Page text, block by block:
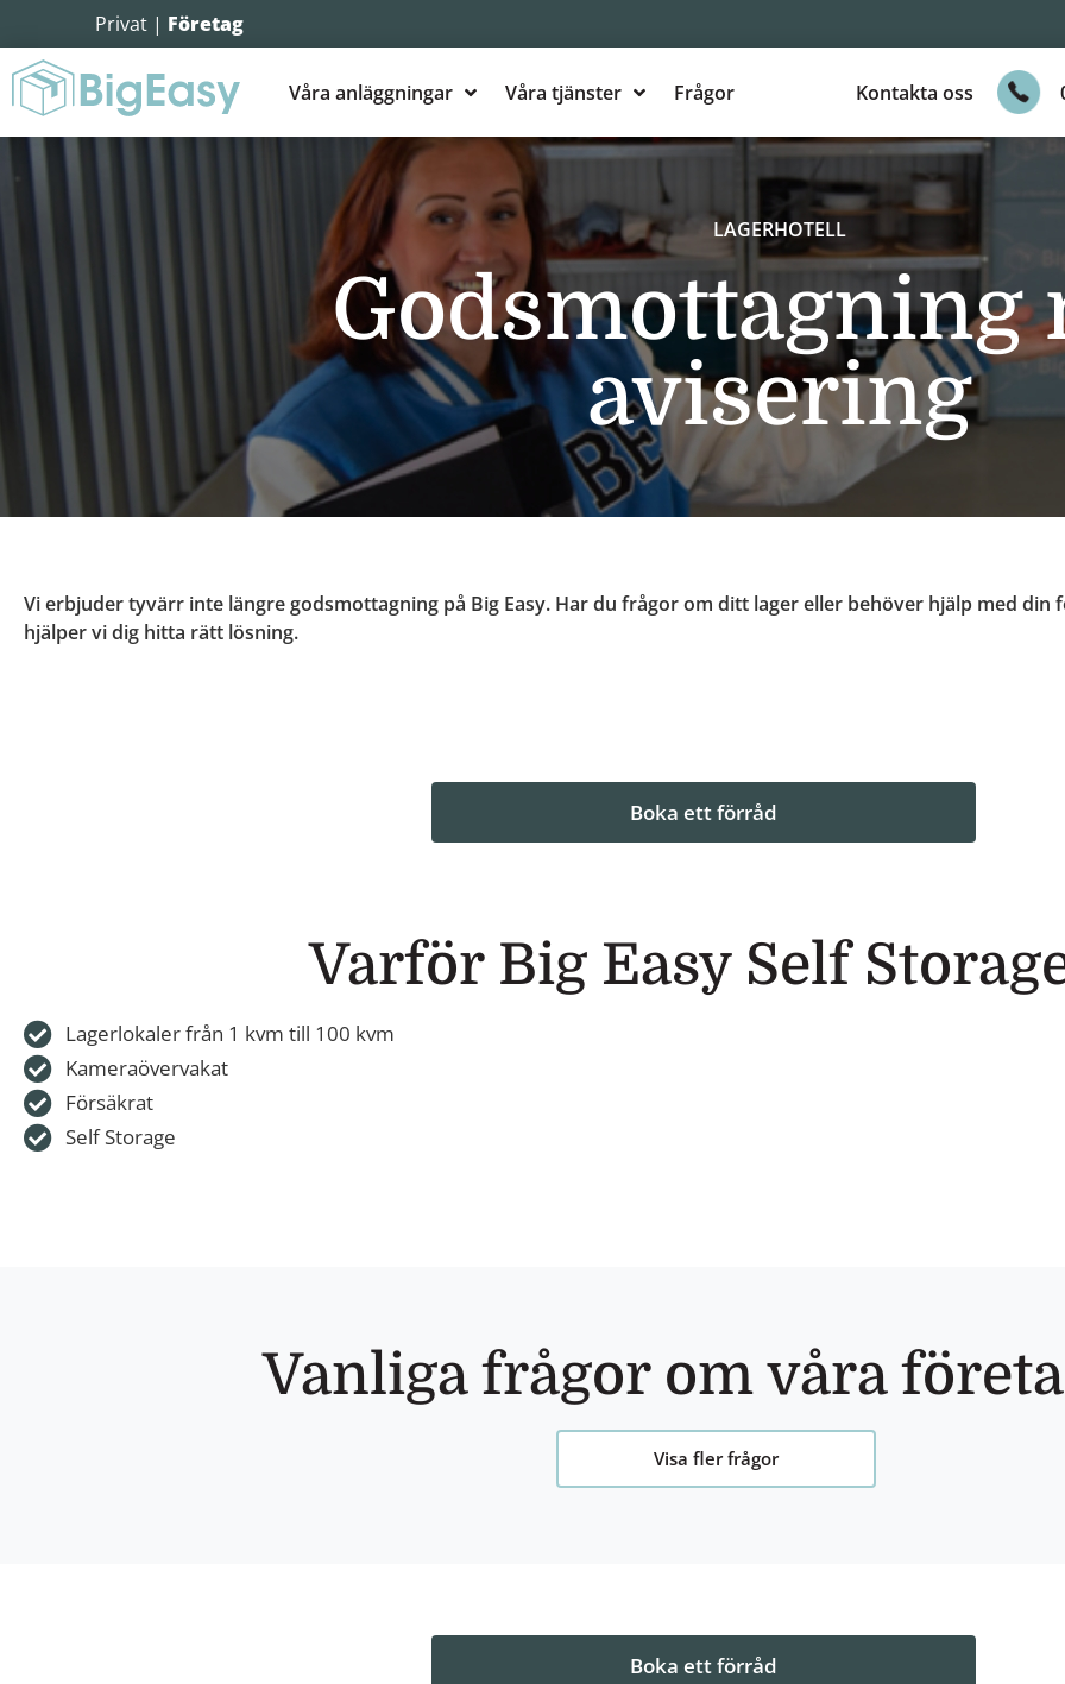
Privat | Företag
Våra anläggningar Våra tjänster Frågor Kontakta oss
LAGERHOTELL
Godsmottagning
avisering
Vi erbjuder tyvärr inte längre godsmottagning på Big Easy. Har du frågor om ditt lager eller behöver hjälp med din
hjälper vi dig hitta rätt lösning.
Boka ett förråd
Varför Big Easy Self
Lagerlokaler från 1 kvm till 100 kvm
Kameraövervakat
Försäkrat
Self Storage
Vanliga frågor om våra
Visa fler frågor
Boka ett förråd